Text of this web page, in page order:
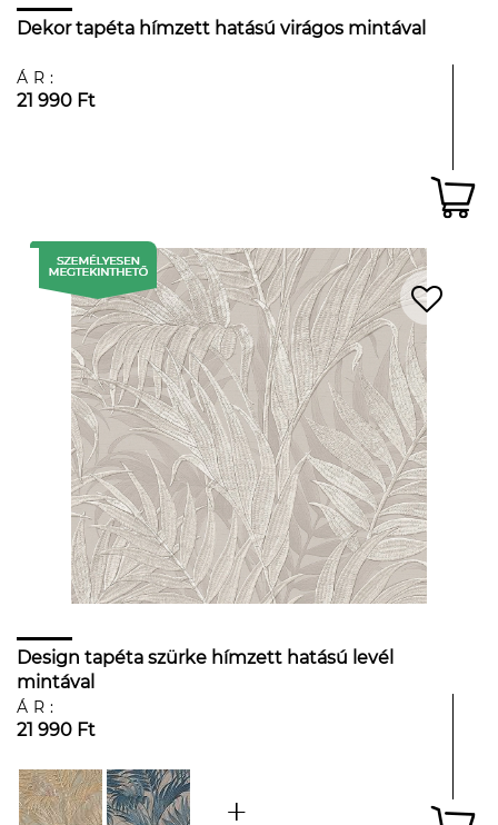
Dekor tapéta hímzett hatású virágos mintával
ÁR:
21 990 Ft
Design tapéta szürke hímzett hatású levél
mintával
ÁR:
21 990 Ft